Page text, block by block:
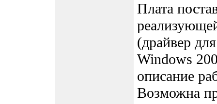
Плата
(драйвер
Windows
описание
Возможна